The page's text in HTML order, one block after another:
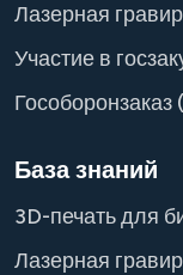
Лазерная
Участие в
База знаний
3D-печать для
Лазерная